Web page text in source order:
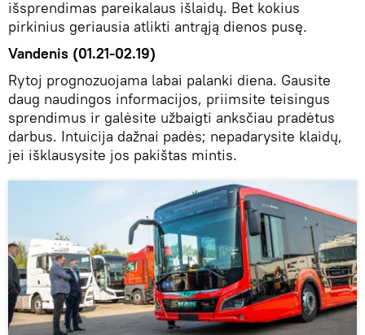
išsprendimas pareikalaus išlaidų. Bet kokius
pirkinius geriausia atlikti antrąją dienos pusę.
Vandenis (01.21-02.19)
Rytoj prognozuojama labai palanki diena. Gausite
daug naudingos informacijos, priimsite teisingus
sprendimus ir galėsite užbaigti anksčiau pradėtus
darbus. Intuicija dažnai padės; nepadarysite klaidų,
jei išklausysite jos pakištas mintis.